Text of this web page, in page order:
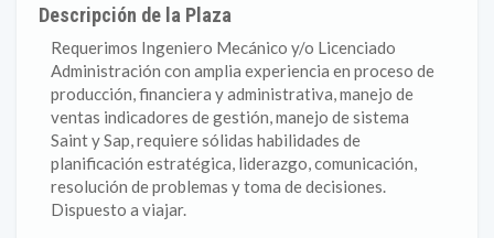
Descripción de la Plaza
Requerimos Ingeniero Mecánico y/o Licenciado
Administración con amplia experiencia en proceso de
producción, financiera y administrativa, manejo de
ventas indicadores de gestión, manejo de sistema
Saint y Sap, requiere sólidas habilidades de
planificación estratégica, liderazgo, comunicación,
resolución de problemas y toma de decisiones.
Dispuesto a viajar.